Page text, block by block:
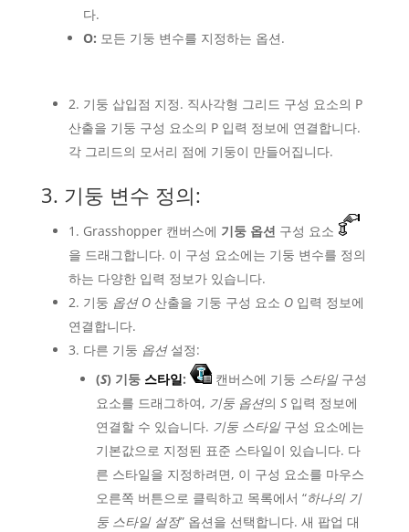
다.
O: 모든 기둥 변수를 지정하는 옵션.
2. 기둥 삽입점 지정. 직사각형 그리드 구성 요소의 P
산출을 기둥 구성 요소의 P 입력 정보에 연결합니다.
각 그리드의 모서리 점에 기둥이 만들어집니다.
3. 기둥 변수 정의:
1. Grasshopper 캔버스에 기둥 옵션 구성 요소
을 드래그합니다. 이 구성 요소에는 기둥 변수를 정의
하는 다양한 입력 정보가 있습니다.
2. 기둥 옵션 O산출을 기둥 구성 요소 O입력 정보에
연결합니다.
3. 다른 기둥 옵션설정:
(S) 기둥 스타일: 캔버스에 기둥 스타일구성
요소를 드래그하여, 기둥 옵션의 S입력 정보에
연결할 수 있습니다. 기둥 스타일구성 요소에는
기본값으로 지정된 표준 스타일이 있습니다. 다
른 스타일을 지정하려면, 이 구성 요소를 마우스
오른쪽 버튼으로 클릭하고 목록에서 “하나의 기
둥 스타일 설정” 옵션을 선택합니다. 새 팝업 대